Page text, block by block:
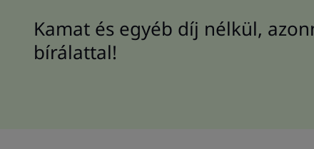
Kamat és egyéb díj nélkül,
bírálattal!